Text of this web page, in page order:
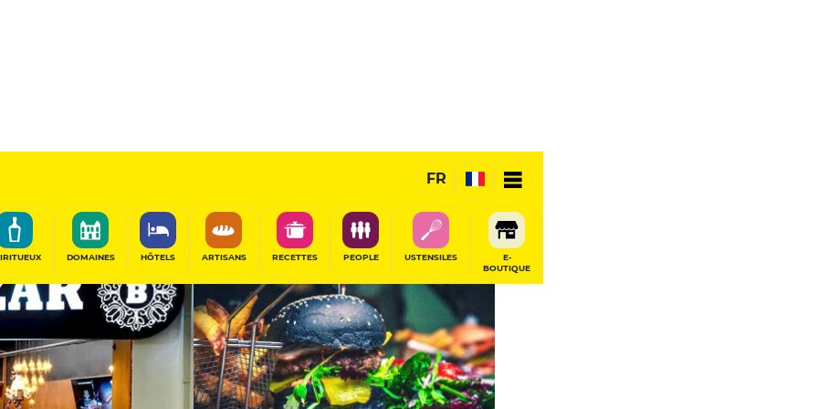
FR
DOMAINES HÔTELS ARTISANS RECETTES PEOPLE USTENSILES
E-
BOUTIQUE